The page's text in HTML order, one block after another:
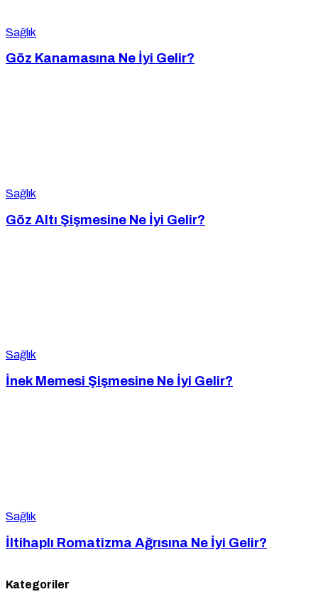
Sağlık
Göz Kanamasına Ne İyi Gelir?
Sağlık
Göz Altı Şişmesine Ne İyi Gelir?
Sağlık
İnek Memesi Şişmesine Ne İyi Gelir?
Sağlık
İltihaplı Romatizma Ağrısına Ne İyi Gelir?
Kategoriler